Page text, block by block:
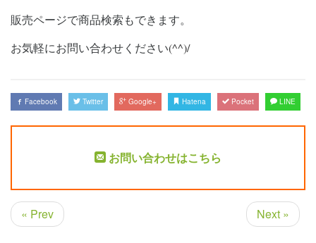
販売ページで商品検索もできます。
お気軽にお問い合わせください(^^)/
Facebook Twitter Google+ Hatena Pocket LINE
お問い合わせはこちら
« Prev Next »